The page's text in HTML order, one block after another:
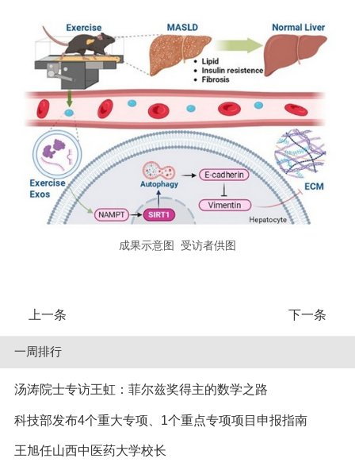
成果示意图 受访者供图
上一条 下一条
一周排行
汤涛院士专访王虹：菲尔兹奖得主的数学之路
科技部发布4个重大专项、1个重点专项项目申报指南
王旭任山西中医药大学校长